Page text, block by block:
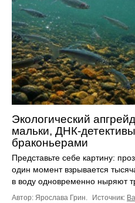
Экологический
мальки, ДНК-
браконьерами
Представьте себе картину:
один момент взрывается
в воду одновременно ныряют
Автор: Ярослава Грин. Источник: